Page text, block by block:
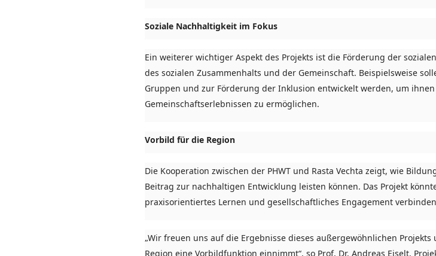
Soziale Nachhaltigkeit im Fokus
Ein weiterer wichtiger Aspekt des Projekts ist die Förderung der
des sozialen Zusammenhalts und der Gemeinschaft. Beispielsweise
Gruppen und zur Förderung der Inklusion entwickelt werden, um
Gemeinschaftserlebnissen zu ermöglichen.
Vorbild für die Region
Die Kooperation zwischen der PHWT und Rasta Vechta zeigt, wie
Beitrag zur nachhaltigen Entwicklung leisten können. Das Projekt
praxisorientiertes Lernen und gesellschaftliches Engagement
„Wir freuen uns auf die Ergebnisse dieses außergewöhnlichen
Region eine Vorbildfunktion einnimmt“, so Prof. Dr. Andreas Eiselt,